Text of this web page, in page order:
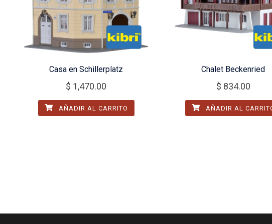
Casa en Schillerplatz
$ 1,470.00
AÑADIR AL CARRITO
Chalet Beckenried
$ 834.00
AÑADIR AL